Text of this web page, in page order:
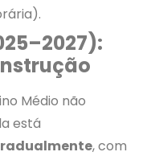
Médio não
está
, com